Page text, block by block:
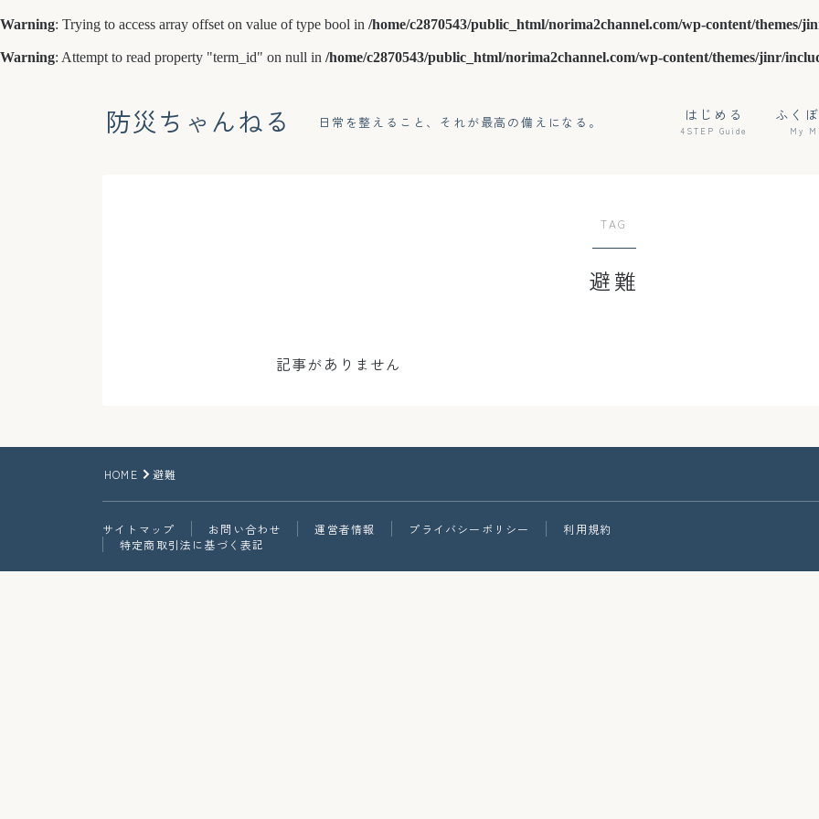
Warning: Trying to access array offset on value of type bool in /home/c2870543/public_html/norima2channel.com/wp-content/themes/
Warning: Attempt to read property "term_id" on null in /home/c2870543/public_html/norima2channel.com/wp-content/themes/jinr/
防災ちゃんねる 日常を整えること、それが最高の備えになる。 はじめる
4STEP Guide
ふく
My
TAG
避難
記事がありません
HOME 避難
サイトマップ お問い合わせ 運営者情報 プライバシーポリシー
利用規約
特定商取引法に基づく表記